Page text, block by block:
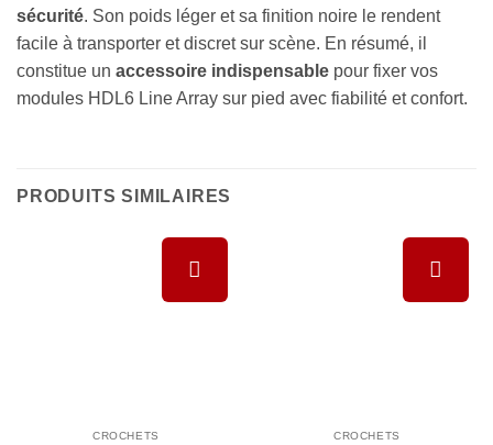
sécurité. Son poids léger et sa finition noire le rendent
facile à transporter et discret sur scène. En résumé, il
constitue un accessoire indispensable pour fixer vos
modules HDL6 Line Array sur pied avec fiabilité et confort.
PRODUITS SIMILAIRES
CROCHETS CROCHETS